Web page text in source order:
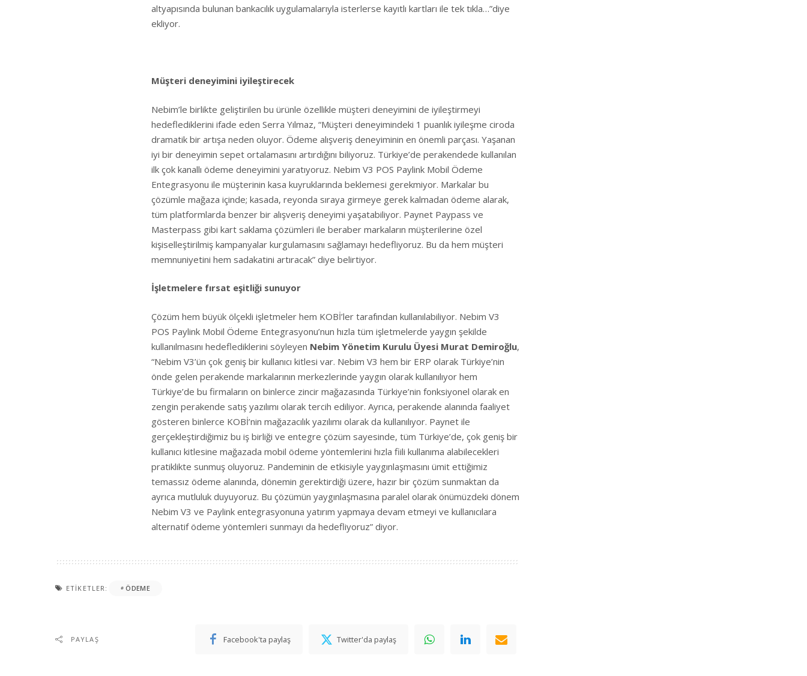
altyapısında bulunan bankacılık uygulamalarıyla isterlerse kayıtlı kartları ile tek tıkla…”diye
ekliyor.
Müşteri deneyimini iyileştirecek
Nebim’le birlikte geliştirilen bu ürünle özellikle müşteri deneyimini de iyileştirmeyi
hedeflediklerini ifade eden Serra Yılmaz, “Müşteri deneyimindeki 1 puanlık iyileşme ciroda
dramatik bir artışa neden oluyor. Ödeme alışveriş deneyiminin en önemli parçası. Yaşanan
iyi bir deneyimin sepet ortalamasını artırdığını biliyoruz. Türkiye’de perakendede kullanılan
ilk çok kanallı ödeme deneyimini yaratıyoruz. Nebim V3 POS Paylink Mobil Ödeme
Entegrasyonu ile müşterinin kasa kuyruklarında beklemesi gerekmiyor. Markalar bu
çözümle mağaza içinde; kasada, reyonda sıraya girmeye gerek kalmadan ödeme alarak,
tüm platformlarda benzer bir alışveriş deneyimi yaşatabiliyor. Paynet Paypass ve
Masterpass gibi kart saklama çözümleri ile beraber markaların müşterilerine özel
kişiselleştirilmiş kampanyalar kurgulamasını sağlamayı hedefliyoruz. Bu da hem müşteri
memnuniyetini hem sadakatini artıracak” diye belirtiyor.
İşletmelere fırsat eşitliği sunuyor
Çözüm hem büyük ölçekli işletmeler hem KOBİ’ler tarafından kullanılabiliyor. Nebim V3
POS Paylink Mobil Ödeme Entegrasyonu’nun hızla tüm işletmelerde yaygın şekilde
kullanılmasını hedeflediklerini söyleyen Nebim Yönetim Kurulu Üyesi Murat Demiroğlu,
“Nebim V3’ün çok geniş bir kullanıcı kitlesi var. Nebim V3 hem bir ERP olarak Türkiye’nin
önde gelen perakende markalarının merkezlerinde yaygın olarak kullanılıyor hem
Türkiye’de bu firmaların on binlerce zincir mağazasında Türkiye’nin fonksiyonel olarak en
zengin perakende satış yazılımı olarak tercih ediliyor. Ayrıca, perakende alanında faaliyet
gösteren binlerce KOBİ’nin mağazacılık yazılımı olarak da kullanılıyor. Paynet ile
gerçekleştirdiğimiz bu iş birliği ve entegre çözüm sayesinde, tüm Türkiye’de, çok geniş bir
kullanıcı kitlesine mağazada mobil ödeme yöntemlerini hızla fiili kullanıma alabilecekleri
pratiklikte sunmuş oluyoruz. Pandeminin de etkisiyle yaygınlaşmasını ümit ettiğimiz
temassız ödeme alanında, dönemin gerektirdiği üzere, hazır bir çözüm sunmaktan da
ayrıca mutluluk duyuyoruz. Bu çözümün yaygınlaşmasına paralel olarak önümüzdeki dönem
Nebim V3 ve Paylink entegrasyonuna yatırım yapmaya devam etmeyi ve kullanıcılara
alternatif ödeme yöntemleri sunmayı da hedefliyoruz” diyor.
ETIKETLER: ÖDEME
PAYLAŞ Facebook'ta paylaş Twitter'da paylaş